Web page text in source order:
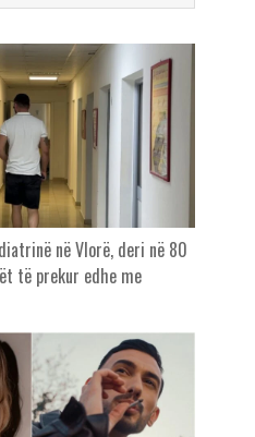
në Vlorë, deri në 80
të prekur edhe me